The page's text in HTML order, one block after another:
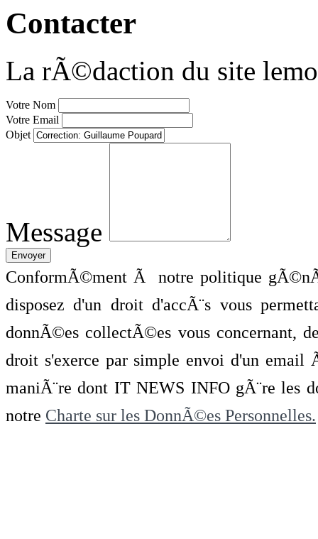
Contacter
La rÃ©daction du site
Votre Nom
Votre Email
Objet
Message
ConformÃ©ment Ã notre politique
disposez d'un droit d'accÃ¨s vous
donnÃ©es collectÃ©es vous concernant,
droit s'exerce par simple envoi d'un
maniÃ¨re dont IT NEWS INFO gÃ¨re les
notre Charte sur les DonnÃ©es Personnelles.